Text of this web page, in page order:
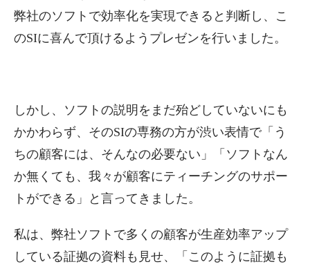
弊社のソフトで効率化を実現できると判断し、こ
のSIに喜んで頂けるようプレゼンを行いました。
しかし、ソフトの説明をまだ殆どしていないにも
かかわらず、そのSIの専務の方が渋い表情で「う
ちの顧客には、そんなの必要ない」「ソフトなん
か無くても、我々が顧客にティーチングのサポー
トができる」と言ってきました。
私は、弊社ソフトで多くの顧客が生産効率アップ
している証拠の資料も見せ、「このように証拠も